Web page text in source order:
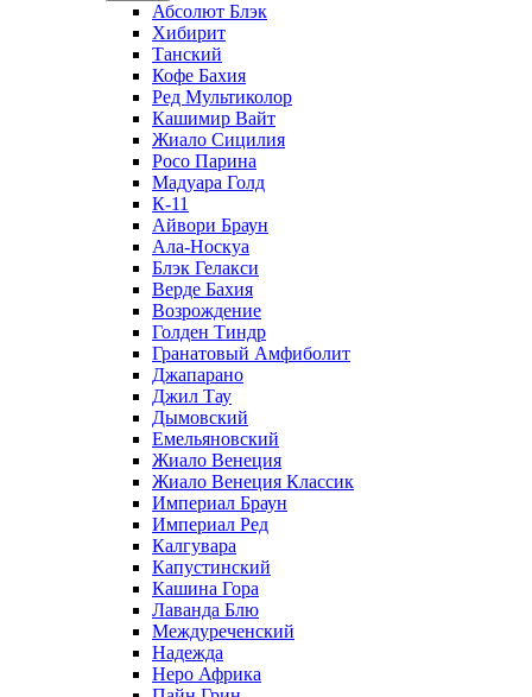
Абсолют Блэк
Хибирит
Танский
Кофе Бахия
Ред Мультиколор
Кашимир Вайт
Жиало Сицилия
Росо Парина
Мадуара Голд
К-11
Айвори Браун
Ала-Носкуа
Блэк Гелакси
Верде Бахия
Возрождение
Голден Тиндр
Гранатовый Амфиболит
Джапарано
Джил Тау
Дымовский
Емельяновский
Жиало Венеция
Жиало Венеция Классик
Империал Браун
Империал Ред
Калгувара
Капустинский
Кашина Гора
Лаванда Блю
Междуреченский
Надежда
Неро Африка